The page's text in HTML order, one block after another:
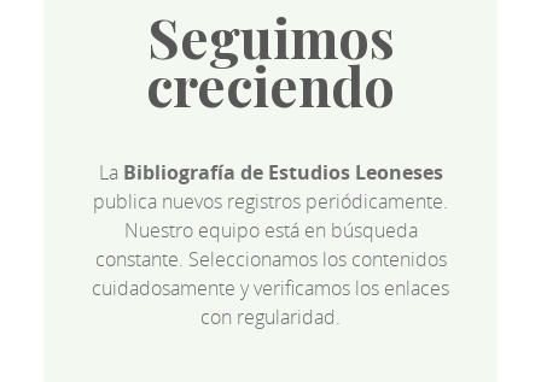
Seguimos
creciendo
La Bibliografía de Estudios Leoneses
publica nuevos registros periódicamente.
Nuestro equipo está en búsqueda
constante. Seleccionamos los contenidos
cuidadosamente y verificamos los enlaces
con regularidad.